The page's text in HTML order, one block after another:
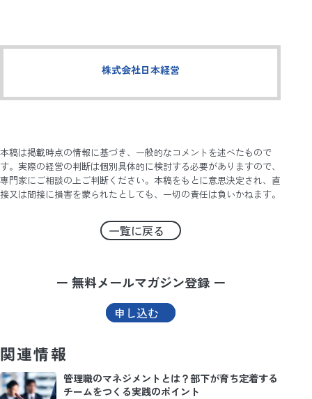
株式会社日本経営
本稿は掲載時点の情報に基づき、一般的なコメントを述べたもので
す。実際の経営の判断は個別具体的に検討する必要がありますので、
専門家にご相談の上ご判断ください。本稿をもとに意思決定され、直
接又は間接に損害を蒙られたとしても、一切の責任は負いかねます。
一覧に戻る
ー 無料メールマガジン登録 ー
申し込む
関連情報
管理職のマネジメントとは？部下が育ち定着する
チームをつくる実践のポイント